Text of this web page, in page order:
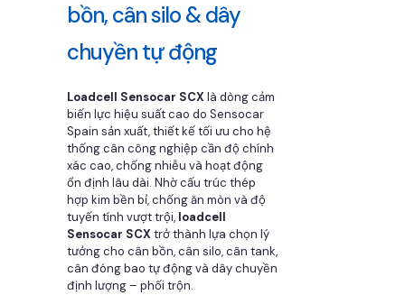
bồn, cân silo & dây
chuyền tự động
Loadcell Sensocar SCX là dòng cảm
biến lực hiệu suất cao do Sensocar
Spain sản xuất, thiết kế tối ưu cho hệ
thống cân công nghiệp cần độ chính
xác cao, chống nhiễu và hoạt động
ổn định lâu dài. Nhờ cấu trúc thép
hợp kim bền bỉ, chống ăn mòn và độ
tuyến tính vượt trội, loadcell
Sensocar SCX trở thành lựa chọn lý
tưởng cho cân bồn, cân silo, cân tank,
cân đóng bao tự động và dây chuyền
định lượng – phối trộn.